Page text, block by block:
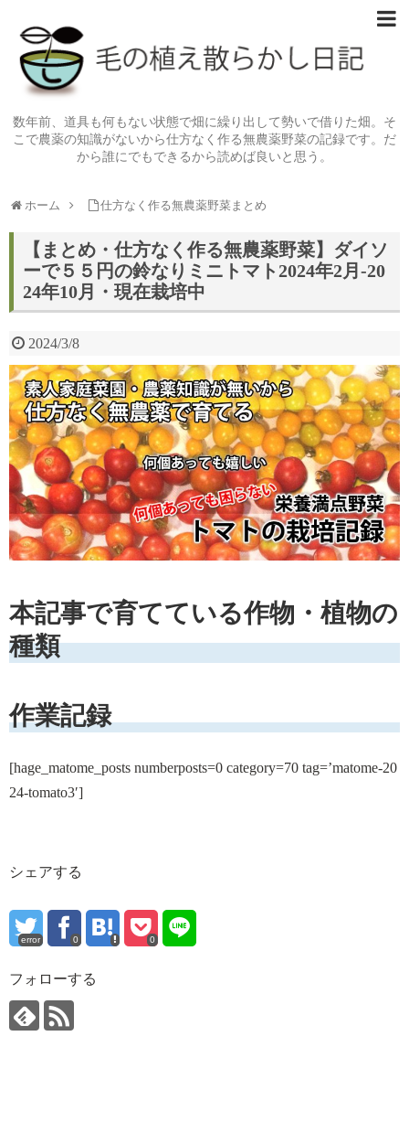
数年前、道具も何もない状態で畑に繰り出して勢いで借りた畑。そ
こで農薬の知識がないから仕方なく作る無農薬野菜の記録です。だ
から誰にでもできるから読めば良いと思う。
ホーム 仕方なく作る無農薬野菜まとめ
【まとめ・仕方なく作る無農薬野菜】ダイソ
ーで５５円の鈴なりミニトマト2024年2月-20
24年10月・現在栽培中
2024/3/8
本記事で育てている作物・植物の
種類
作業記録
[hage_matome_posts numberposts=0 category=70 tag=’matome-20
24-tomato3′]
シェアする
error 0 0
フォローする